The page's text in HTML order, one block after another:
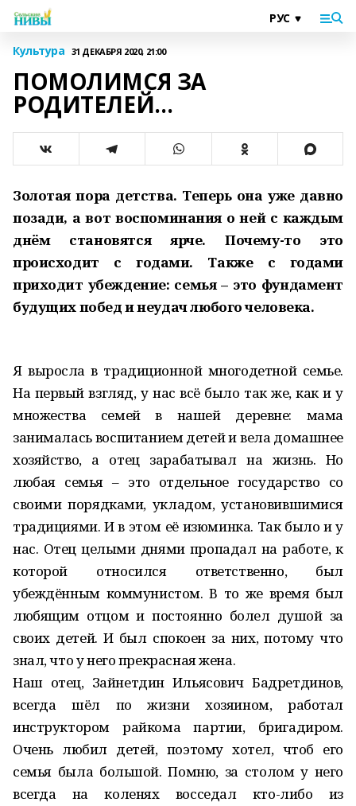
Культура 31 ДЕКАБРЯ 2020, 21:00
ПОМОЛИМСЯ ЗА
РОДИТЕЛЕЙ…
Золотая пора детства. Теперь она уже давно
позади, а вот воспоминания о ней с каждым
днём становятся ярче. Почему-то это
происходит с годами. Также с годами
приходит убеждение: семья – это фундамент
будущих побед и неудач любого человека.
Я выросла в традиционной многодетной семье.
На первый взгляд, у нас всё было так же, как и у
множества семей в нашей деревне: мама
занималась воспитанием детей и вела домашнее
хозяйство, а отец зарабатывал на жизнь. Но
любая семья – это отдельное государство со
своими порядками, укладом, установившимися
традициями. И в этом её изюминка. Так было и у
нас. Отец целыми днями пропадал на работе, к
которой относился ответственно, был
убеждённым коммунистом. В то же время был
любящим отцом и постоянно болел душой за
своих детей. И был спокоен за них, потому что
знал, что у него прекрасная жена.
Наш отец, Зайнетдин Ильясович Бадретдинов,
всегда шёл по жизни хозяином, работал
инструктором райкома партии, бригадиром.
Очень любил детей, поэтому хотел, чтоб его
семья была большой. Помню, за столом у него
всегда на коленях восседал кто-либо из